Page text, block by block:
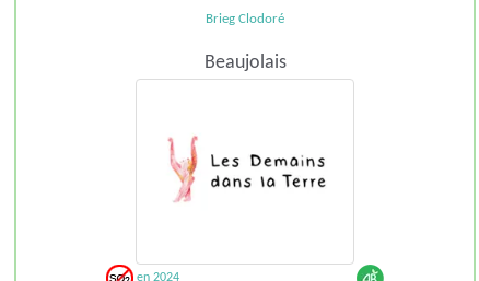
Brieg Clodoré
Beaujolais
en 2024